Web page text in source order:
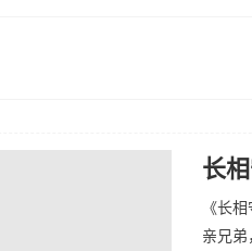
长
《长
亲兄弟